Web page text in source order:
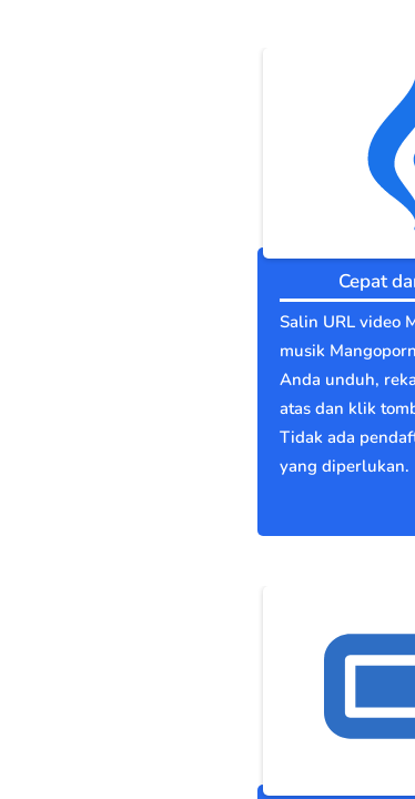
Cepat
Salin URL video
musik
Anda unduh,
atas dan klik
Tidak ada
yang diperlukan.